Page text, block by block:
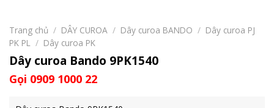
Trang chủ / DÂY CUROA / Dây curoa BANDO / Dây curoa PJ
PK PL
/ Dây curoa PK
Dây curoa Bando 9PK1540
Gọi 0909 1000 22